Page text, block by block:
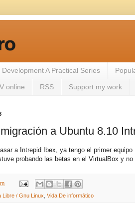
A Practical Series
online RSS Support my work
a Ubuntu 8.10
a Intrepid Ibex, ya tengo el primer
probando las betas en el VirtualBox y
Libre / Gnu Linux Vida De informático